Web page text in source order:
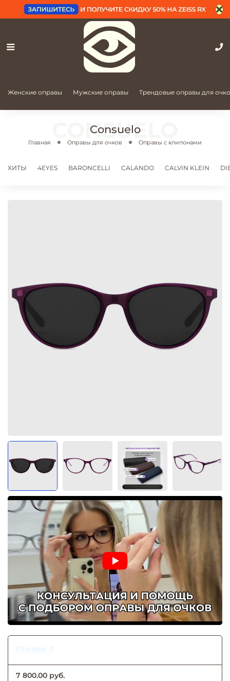
Женские оправы Мужские оправы Трендовые оправы для
Consuelo
Главная Оправы для очков Оправы с клипонами
ХИТЫ 4EYES BARONCELLI CALANDO CALVIN KLEIN
Отзывов: 0
7 800.00 руб.